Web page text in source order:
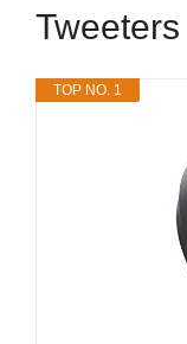
Tweeters
TOP NO. 1